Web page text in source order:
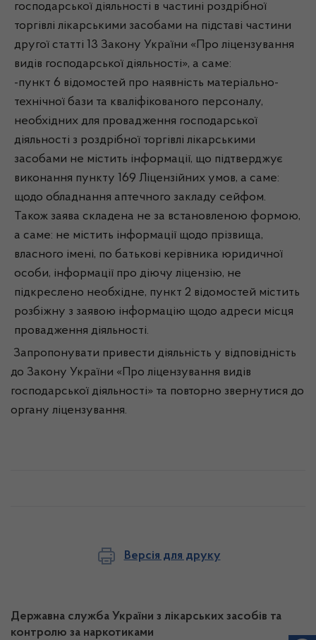
господарської діяльності в частині роздрібної
торгівлі лікарськими засобами на підставі частини
другої статті 13 Закону України «Про ліцензування
видів господарської діяльності», а саме:
-пункт 6 відомостей про наявність матеріально-
технічної бази та кваліфікованого персоналу,
необхідних для провадження господарської
діяльності з роздрібної торгівлі лікарськими
засобами не містить інформації, що підтверджує
виконання пункту 169 Ліцензійних умов, а саме:
щодо обладнання аптечного закладу сейфом.
Також заява складена не за встановленою формою,
а саме: не містить інформації щодо прізвища,
власного імені, по батькові керівника юридичної
особи, інформації про діючу ліцензію, не
підкреслено необхідне, пункт 2 відомостей містить
розбіжну з заявою інформацію щодо адреси місця
провадження діяльності.
Запропонувати привести діяльність у відповідність
до Закону України «Про ліцензування видів
господарської діяльності» та повторно звернутися до
органу ліцензування.
Версія для друку
Державна служба України з лікарських засобів та
контролю за наркотиками